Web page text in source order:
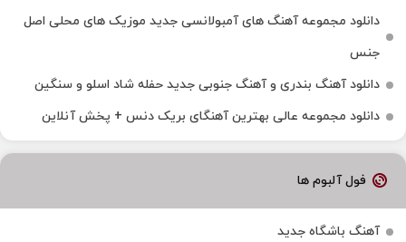
دانلود مجموعه آهنگ های آمبولانسی جدید موزیک های محلی اصل
جنس
دانلود آهنگ بندری و آهنگ جنوبی جدید حفله شاد اسلو و سنگین
دانلود مجموعه عالی بهترین آهنگای بریک دنس + پخش آنلاین
فول آلبوم ها
آهنگ باشگاه جدید